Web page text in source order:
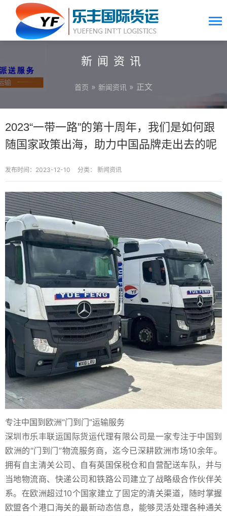
新闻资讯
首页 » 新闻资讯 » 正文
2023“一带一路”的第十周年，我们是如何跟
随国家政策出海，助力中国品牌走出去的呢
发布时间：2023-12-10 分类： 新闻资讯
专注中国到欧洲“门到门”运输服务
深圳市乐丰联运国际货运代理有限公司是一家专注于中国到
欧洲的“门到门”物流服务商，迄今已深耕欧洲市场10余年。
拥有自主清关公司、自有英国保税仓和自营配送车队，并与
当地物流商、快递公司和铁路公司建立了战略级合作伙伴关
系。在欧洲超过10个国家建立了固定的清关渠道，随时掌握
欧盟各个港口海关的最新动态信息，能够灵活处理各种通关